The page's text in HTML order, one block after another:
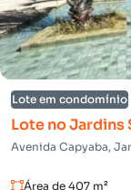
Lote em condomínio
Lote no Jardins
Avenida Capyaba,
Área de 407 m²